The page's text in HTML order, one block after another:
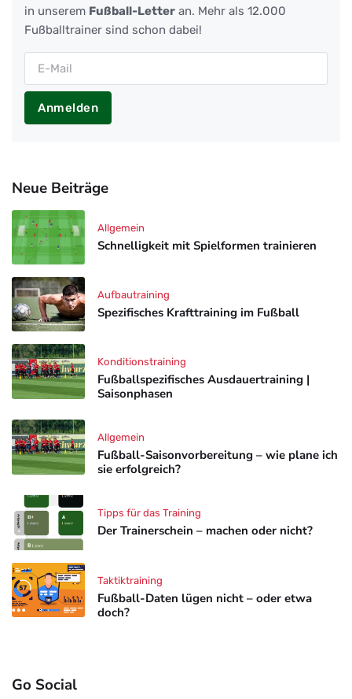
in unserem Fußball-Letter an. Mehr als 12.000
Fußballtrainer sind schon dabei!
Anmelden
Neue Beiträge
Schnelligkeit mit Spielformen trainieren
Allgemein
Spezifisches Krafttraining im Fußball
Aufbautraining
Fußballspezifisches Ausdauertraining |
Saisonphasen
Konditionstraining
Fußball-Saisonvorbereitung – wie plane ich
sie erfolgreich?
Allgemein
Der Trainerschein – machen oder nicht?
Tipps für das Training
Fußball-Daten lügen nicht – oder etwa
doch?
Taktiktraining
Go Social